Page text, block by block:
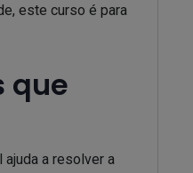
este curso é para
que
ajuda a resolver a